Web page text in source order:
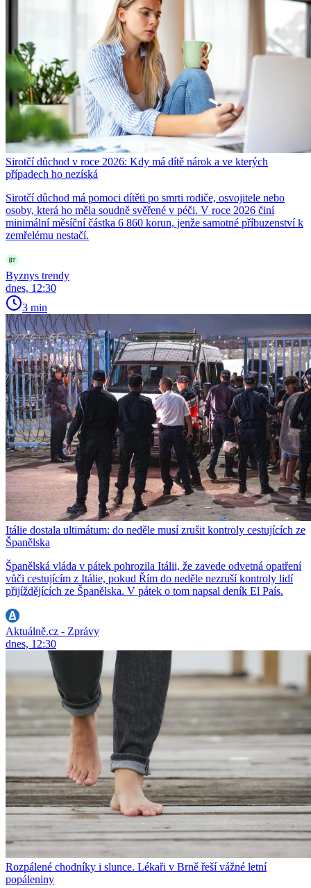
Sirotčí důchod v roce 2026: Kdy má dítě nárok a ve kterých
případech ho nezíská
Sirotčí důchod má pomoci dítěti po smrti rodiče, osvojitele nebo
osoby, která ho měla soudně svěřené v péči. V roce 2026 činí
minimální měsíční částka 6 860 korun, jenže samotné příbuzenství k
zemřelému nestačí.
Byznys trendy
dnes, 12:30
3 min
Itálie dostala ultimátum: do neděle musí zrušit kontroly cestujících ze
Španělska
Španělská vláda v pátek pohrozila Itálii, že zavede odvetná opatření
vůči cestujícím z Itálie, pokud Řím do neděle nezruší kontroly lidí
přijíždějících ze Španělska. V pátek o tom napsal deník El País.
Aktuálně.cz - Zprávy
dnes, 12:30
Rozpálené chodníky i slunce. Lékaři v Brně řeší vážné letní
popáleniny